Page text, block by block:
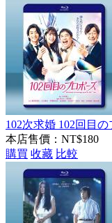
102次求婚 102回目
本店售價： NT$180
購買 收藏 比較